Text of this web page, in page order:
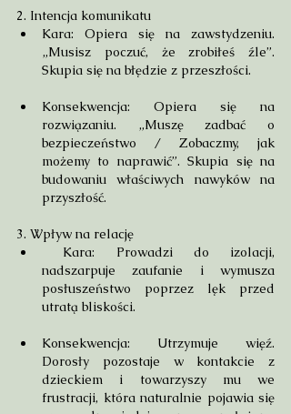
2. Intencja komunikatu
Kara: Opiera się na zawstydzeniu.
„Musisz poczuć, że zrobiłeś źle”.
Skupia się na błędzie z przeszłości.
Konsekwencja: Opiera się na
rozwiązaniu. „Muszę zadbać o
bezpieczeństwo / Zobaczmy, jak
możemy to naprawić”. Skupia się na
budowaniu właściwych nawyków na
przyszłość.
3. Wpływ na relację
Kara: Prowadzi do izolacji,
nadszarpuje zaufanie i wymusza
posłuszeństwo poprzez lęk przed
utratą bliskości.
Konsekwencja: Utrzymuje więź.
Dorosły pozostaje w kontakcie z
dzieckiem i towarzyszy mu we
frustracji, która naturalnie pojawia się